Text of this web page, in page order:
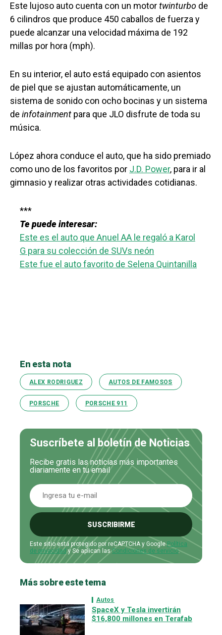
Este lujoso auto cuenta con un motortwinturbo de
6 cilindros que produce 450 caballos de fuerza y
puede alcanzar una velocidad máxima de 192
millas por hora (mph).
En su interior, el auto está equipado con asientos
de piel que se ajustan automáticamente, un
sistema de sonido con ocho bocinas y un sistema
de infotainment para que JLO disfrute de toda su
música.
López ahora conduce el auto, que ha sido premiado
como uno de los favoritos por J.D. Power, para ir al
gimnasio y realizar otras actividades cotidianas.
***
Te puede interesar:
Este es el auto que Anuel AA le regaló a Karol
G para su colección de SUVs neón
Este fue el auto favorito de Selena Quintanilla
En esta nota
ALEX RODRIGUEZ AUTOS DE FAMOSOS
PORSCHE PORSCHE 911
Suscríbete al boletín de Noticias
Recibe gratis las noticias más importantes
diariamente en tu email
SUSCRIBIRME
Este sitio está protegido por reCAPTCHA y GooglePolítica
de privacidady Se aplican lasCondiciones de servicio.
Más sobre este tema
Autos
SpaceX y Tesla invertirán
$16,800 millones en Terafab